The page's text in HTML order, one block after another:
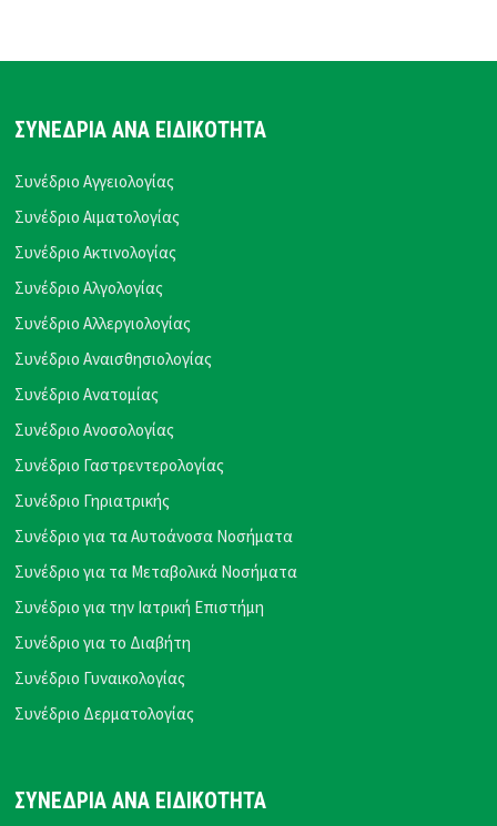
ΣΥΝΕΔΡΙΑ ΑΝΑ ΕΙΔΙΚΟΤΗΤΑ
Συνέδριο Αγγειολογίας
Συνέδριο Αιματολογίας
Συνέδριο Ακτινολογίας
Συνέδριο Αλγολογίας
Συνέδριο Αλλεργιολογίας
Συνέδριο Αναισθησιολογίας
Συνέδριο Ανατομίας
Συνέδριο Ανοσολογίας
Συνέδριο Γαστρεντερολογίας
Συνέδριο Γηριατρικής
Συνέδριο για τα Αυτοάνοσα Νοσήματα
Συνέδριο για τα Μεταβολικά Νοσήματα
Συνέδριο για την Ιατρική Επιστήμη
Συνέδριο για το Διαβήτη
Συνέδριο Γυναικολογίας
Συνέδριο Δερματολογίας
ΣΥΝΕΔΡΙΑ ΑΝΑ ΕΙΔΙΚΟΤΗΤΑ